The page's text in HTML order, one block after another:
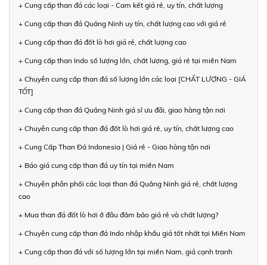
+ Cung cấp than đá các loại - Cam kết giá rẻ, uy tín, chất lượng
+ Cung cấp than đá Quảng Ninh uy tín, chất lượng cao với giá rẻ
+ Cung cấp than đá đốt lò hơi giá rẻ, chất lượng cao
+ Cung cấp than Indo số lượng lớn, chất lượng, giá rẻ tại miền Nam
+ Chuyên cung cấp than đá số lượng lớn các loại [CHẤT LƯỢNG - GIÁ
TỐT]
+ Cung cấp than đá Quảng Ninh giá sỉ ưu đãi, giao hàng tận nơi
+ Chuyên cung cấp than đá đốt lò hơi giá rẻ, uy tín, chất lượng cao
+ Cung Cấp Than Đá Indonesia | Giá rẻ - Giao hàng tận nơi
+ Báo giá cung cấp than đá uy tín tại miền Nam
+ Chuyên phân phối các loại than đá Quảng Ninh giá rẻ, chất lượng
cao
+ Mua than đá đốt lò hơi ở đâu đảm bảo giá rẻ và chất lượng?
+ Chuyên cung cấp than đá Indo nhập khẩu giá tốt nhất tại Miền Nam
+ Cung cấp than đá với số lượng lớn tại miền Nam, giá cạnh tranh